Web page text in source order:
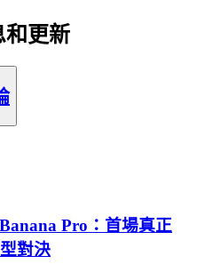
和更新
Pro：首場真正
對決